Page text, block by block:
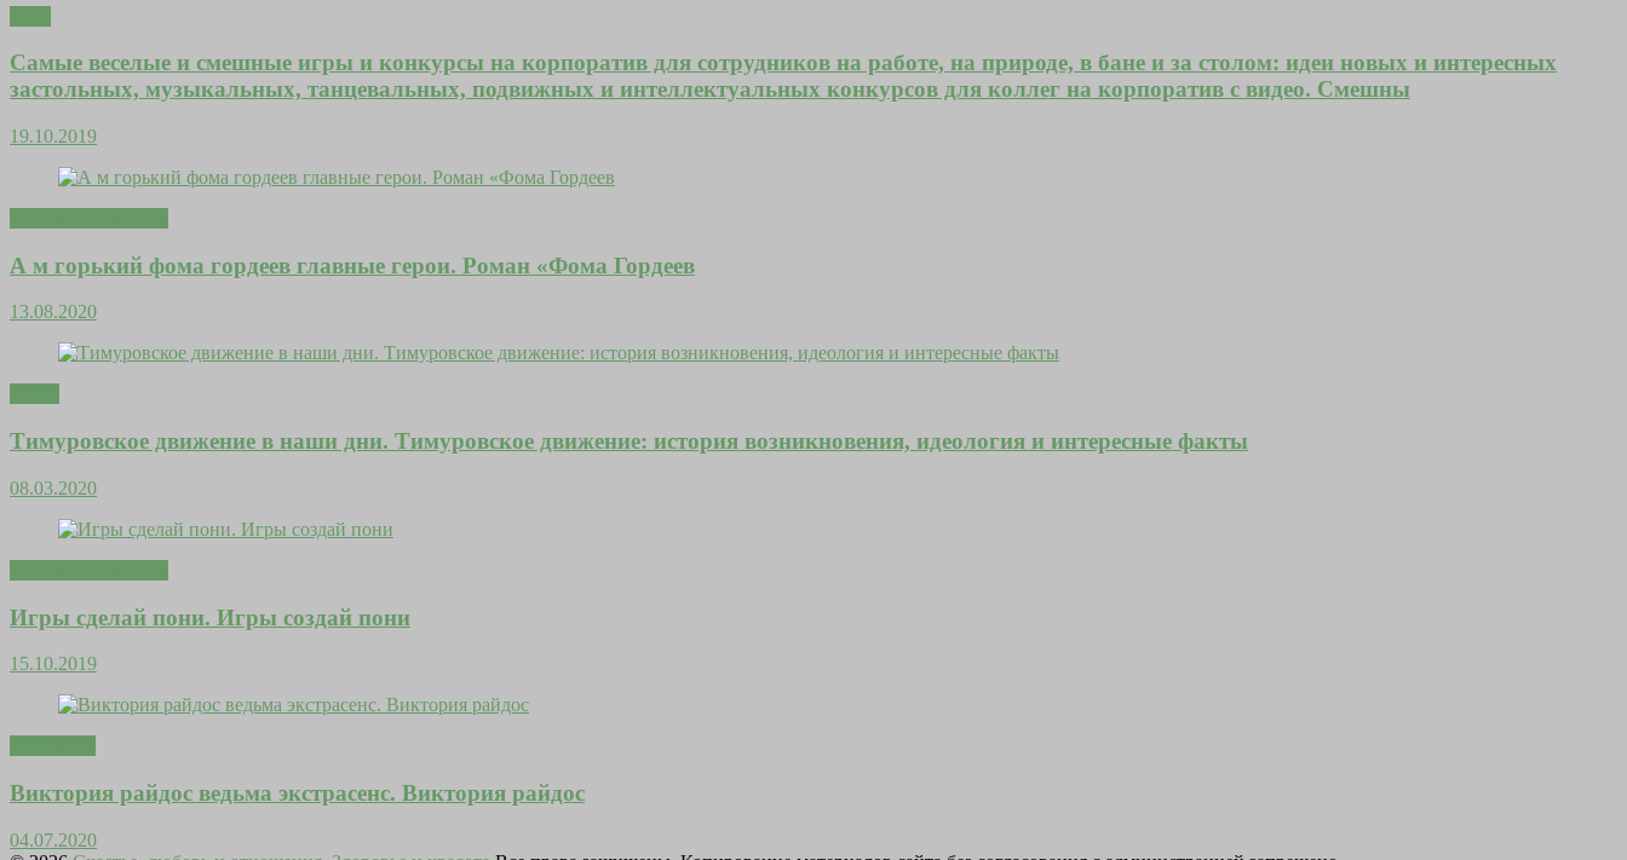
Самые веселые и смешные игры и конкурсы на корпоратив для сотрудников на работе, на природе, в бане и за столом: идеи новых и интересных
застольных, музыкальных, танцевальных, подвижных и интеллектуальных конкурсов для коллег на корпоратив с видео. Смешны
19.10.2019
А м горький фома гордеев главные герои. Роман «Фома Гордеев
13.08.2020
Тимуровское движение в наши дни. Тимуровское движение: история возникновения, идеология и интересные факты
08.03.2020
Игры сделай пони. Игры создай пони
15.10.2019
Виктория райдос ведьма экстрасенс. Виктория райдос
04.07.2020